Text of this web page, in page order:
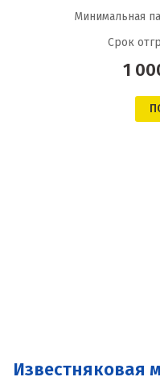
Минимальная
Срок
1
Известняковая